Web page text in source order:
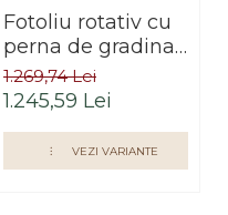
Fotoliu rotativ cu
perna de gradina
sau terasa,3 culori
la alegere ,cadru
1.269,74 Lei
1.245,59 Lei
VEZI VARIANTE